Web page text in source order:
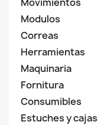
Modulos
Correas
Herramientas
Maquinaria
Fornitura
Consumibles
Estuches y cajas